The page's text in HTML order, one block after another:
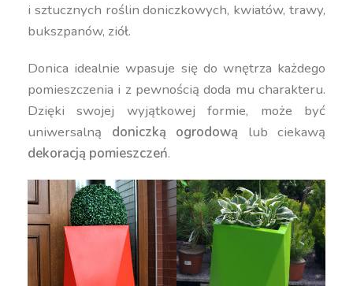
i sztucznych roślin doniczkowych, kwiatów, trawy,
bukszpanów, ziół.
Donica idealnie wpasuje się do wnętrza każdego
pomieszczenia i z pewnością doda mu charakteru.
Dzięki swojej wyjątkowej formie, może być
uniwersalną doniczką ogrodową lub ciekawą
dekoracją pomieszczeń.